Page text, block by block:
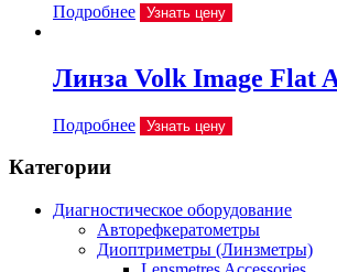
Подробнее Узнать цену
Линза Volk Image Flat
Подробнее Узнать цену
Категории
Диагностическое оборудование
Авторефкератометры
Диоптриметры (Линзметры)